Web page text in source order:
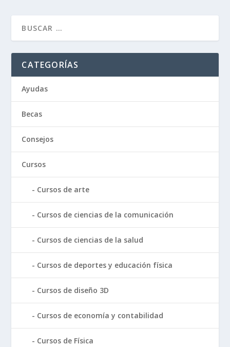
CATEGORÍAS
Ayudas
Becas
Consejos
Cursos
Cursos de arte
Cursos de ciencias de la comunicación
Cursos de ciencias de la salud
Cursos de deportes y educación física
Cursos de diseño 3D
Cursos de economía y contabilidad
Cursos de Física